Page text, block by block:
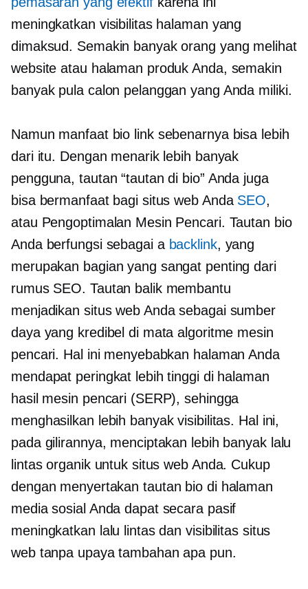
meningkatkan visibilitas halaman yang
dimaksud. Semakin banyak orang yang melihat
website atau halaman produk Anda, semakin
banyak pula calon pelanggan yang Anda miliki.
Namun manfaat bio link sebenarnya bisa lebih
dari itu. Dengan menarik lebih banyak
pengguna, tautan “tautan di bio” Anda juga
bisa bermanfaat bagi situs web Anda SEO,
atau Pengoptimalan Mesin Pencari. Tautan bio
Anda berfungsi sebagai a backlink, yang
merupakan bagian yang sangat penting dari
rumus SEO. Tautan balik membantu
menjadikan situs web Anda sebagai sumber
daya yang kredibel di mata algoritme mesin
pencari. Hal ini menyebabkan halaman Anda
mendapat peringkat lebih tinggi di halaman
hasil mesin pencari (SERP), sehingga
menghasilkan lebih banyak visibilitas. Hal ini,
pada gilirannya, menciptakan lebih banyak lalu
lintas organik untuk situs web Anda. Cukup
dengan menyertakan tautan bio di halaman
media sosial Anda dapat secara pasif
meningkatkan lalu lintas dan visibilitas situs
web tanpa upaya tambahan apa pun.